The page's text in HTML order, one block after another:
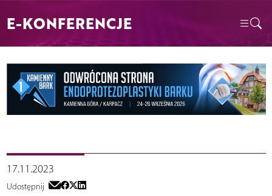
E-KONFERENCJE
17.11.2023
Udostępnij